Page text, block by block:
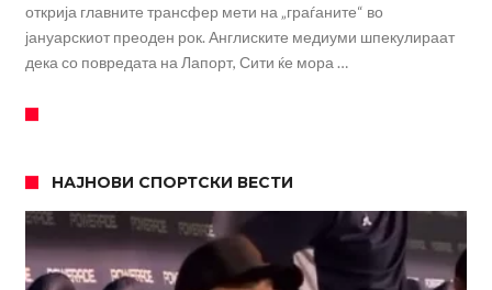
открија главните трансфер мети на „граѓаните“ во
јануарскиот преоден рок. Англиските медиуми шпекулираат
дека со повредата на Лапорт, Сити ќе мора …
НАЈНОВИ СПОРТСКИ ВЕСТИ